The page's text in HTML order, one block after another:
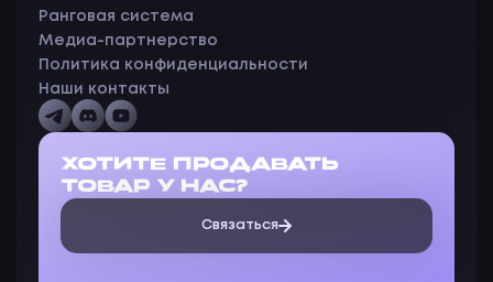
Ранговая система
Медиа-партнерство
Политика конфиденциальности
Наши контакты
ХОТИТЕ ПРОДАВАТЬ
ТОВАР У НАС?
Связаться